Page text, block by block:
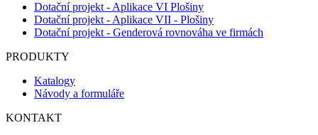
Dotační projekt - Aplikace VI Plošiny
Dotační projekt - Aplikace VII - Plošiny
Dotační projekt - Genderová rovnováha ve firmách
PRODUKTY
Katalogy
Návody a formuláře
KONTAKT